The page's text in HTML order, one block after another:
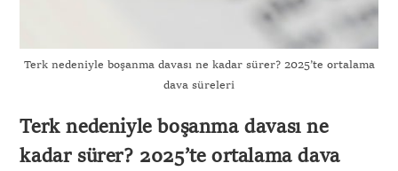
Terk nedeniyle boşanma davası ne kadar sürer? 2025’te ortalama
dava süreleri
Terk nedeniyle boşanma davası ne
kadar sürer? 2025’te ortalama dava